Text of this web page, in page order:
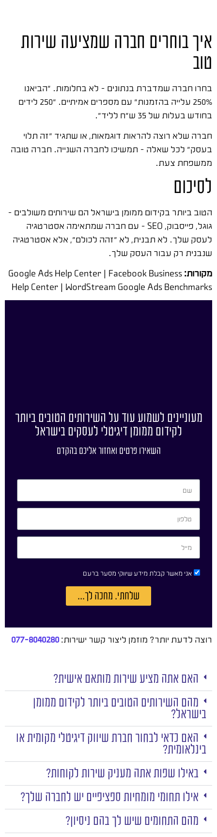
איך בוחרים חברה שמציעה שירות
טוב
בחרו חברה שמדברת בנתונים – לא בחלומות. "הביאנו
250% עלייה בהזמנות" עם מספרים אמיתיים. "250 לידים
בחודש בעלות של 35 ש"ח לליד".
חברה שלא רוצה להראות דוגמאות, או שתגיד "זה תלוי
בעסק" לכל שאלה – תמשיכו לחברה השנייה. חברה טובה
ממשפחת צעת.
לסיכום
הטוב ביותר בקידום ממומן בישראל הם שירותים משולבים –
גוגל, פייסבוק, SEO – עם חברה שמתאימה אסטרטגיה
לעסק שלך. לא תבנית, לא "זהה לכולם", אלא אסטרטגיה
שנבנית רק עבור העסק שלך.
מקורות:Google Ads Help Center | Facebook Business
Help Center | WordStream Google Ads Benchmarks
מעוניינים לשמוע עוד על השירותים הטובים ביותר
לקידום ממומן דיגיטלי לעסקים בישראל
השאירו פרטים ואחזור אליכם בהקדם
אני מאשר קבלת מידע שיווקי מסער ברעם
שלחתי. מחכה לך...
רוצה לדעת יותר? מוזמן ליצור קשר ישירות:077-8040280
האם אתה מציע שירות מותאם אישית?
מהם השירותים הטובים ביותר לקידום ממומן
בישראל?
האם כדאי לבחור חברת שיווק דיגיטלי מקומית או
בינלאומית?
באילו שפות אתה מעניק שירות לקוחות?
אילו תחומי מומחיות ספציפיים יש לחברה שלך?
מהם התחומים שיש לך בהם ניסיון?